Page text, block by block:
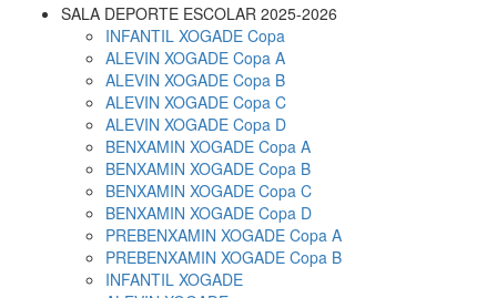
SALA DEPORTE ESCOLAR 2025-2026
INFANTIL XOGADE Copa
ALEVIN XOGADE Copa A
ALEVIN XOGADE Copa B
ALEVIN XOGADE Copa C
ALEVIN XOGADE Copa D
BENXAMIN XOGADE Copa A
BENXAMIN XOGADE Copa B
BENXAMIN XOGADE Copa C
BENXAMIN XOGADE Copa D
PREBENXAMIN XOGADE Copa A
PREBENXAMIN XOGADE Copa B
INFANTIL XOGADE